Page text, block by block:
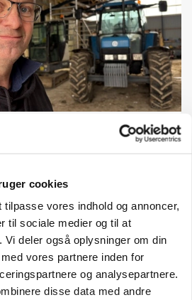
cookies
vores indhold og annoncer,
til sociale medier og til at
deler også oplysninger om din
vores partnere inden for
og analysepartnere.
disse data med andre
og
Annonce